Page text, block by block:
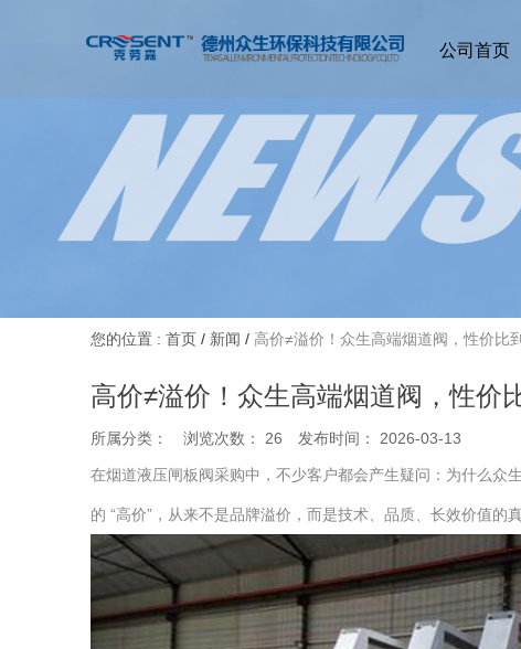
公司首页
您的位置 : 首页 / 新闻 / 高价≠溢价！众生高端烟道阀，性价比
高价≠溢价！众生高端烟道阀，性价
所属分类： 浏览次数： 26 发布时间： 2026-03-13
在烟道液压闸板阀采购中，不少客户都会产生疑问：为什么众
的 “高价”，从来不是品牌溢价，而是技术、品质、长效价值的